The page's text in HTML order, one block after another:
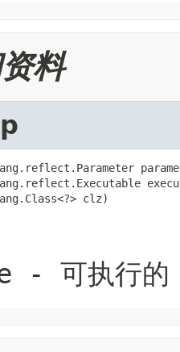
料
clz)
- 可执行的